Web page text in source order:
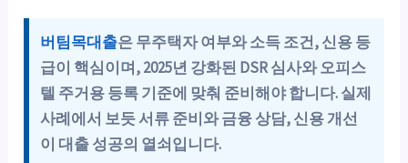
버팀목대출은 무주택자 여부와 소득 조건, 신용 등
급이 핵심이며, 2025년 강화된 DSR 심사와 오피스
텔 주거용 등록 기준에 맞춰 준비해야 합니다. 실제
사례에서 보듯 서류 준비와 금융 상담, 신용 개선
이 대출 성공의 열쇠입니다.